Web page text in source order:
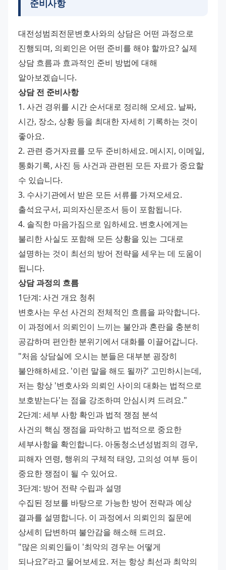
준비사항
대전성범죄전문변호사와의 상담은 어떤 과정으로
진행되며, 의뢰인은 어떤 준비를 해야 할까요? 실제
상담 흐름과 효과적인 준비 방법에 대해
알아보겠습니다.
상담 전 준비사항
1. 사건 경위를 시간 순서대로 정리해 오세요. 날짜,
시간, 장소, 상황 등을 최대한 자세히 기록하는 것이
좋아요.
2. 관련 증거자료를 모두 준비하세요. 메시지, 이메일,
통화기록, 사진 등 사건과 관련된 모든 자료가 중요할
수 있습니다.
3. 수사기관에서 받은 모든 서류를 가져오세요.
출석요구서, 피의자신문조서 등이 포함됩니다.
4. 솔직한 마음가짐으로 임하세요. 변호사에게는
불리한 사실도 포함해 모든 상황을 있는 그대로
설명하는 것이 최선의 방어 전략을 세우는 데 도움이
됩니다.
상담 과정의 흐름
1단계: 사건 개요 청취
변호사는 우선 사건의 전체적인 흐름을 파악합니다.
이 과정에서 의뢰인이 느끼는 불안과 혼란을 충분히
공감하며 편안한 분위기에서 대화를 이끌어갑니다.
"처음 상담실에 오시는 분들은 대부분 굉장히
불안해하세요. '이런 말을 해도 될까?' 고민하시는데,
저는 항상 '변호사와 의뢰인 사이의 대화는 법적으로
보호받는다'는 점을 강조하며 안심시켜 드려요."
2단계: 세부 사항 확인과 법적 쟁점 분석
사건의 핵심 쟁점을 파악하고 법적으로 중요한
세부사항을 확인합니다. 아동청소년성범죄의 경우,
피해자 연령, 행위의 구체적 태양, 고의성 여부 등이
중요한 쟁점이 될 수 있어요.
3단계: 방어 전략 수립과 설명
수집된 정보를 바탕으로 가능한 방어 전략과 예상
결과를 설명합니다. 이 과정에서 의뢰인의 질문에
상세히 답변하며 불안감을 해소해 드려요.
"많은 의뢰인들이 '최악의 경우는 어떻게
되나요?'라고 물어보세요. 저는 항상 최선과 최악의